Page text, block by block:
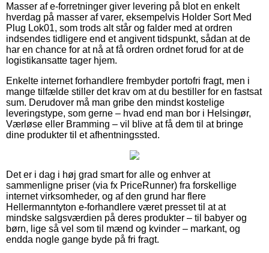
Masser af e-forretninger giver levering på blot en enkelt
hverdag på masser af varer, eksempelvis Holder Sort Med
Plug Lok01, som trods alt står og falder med at ordren
indsendes tidligere end et angivent tidspunkt, sådan at de
har en chance for at nå at få ordren ordnet forud for at de
logistikansatte tager hjem.
Enkelte internet forhandlere frembyder portofri fragt, men i
mange tilfælde stiller det krav om at du bestiller for en fastsat
sum. Derudover må man gribe den mindst kostelige
leveringstype, som gerne – hvad end man bor i Helsingør,
Værløse eller Bramming – vil blive at få dem til at bringe
dine produkter til et afhentningssted.
Det er i dag i høj grad smart for alle og enhver at
sammenligne priser (via fx PriceRunner) fra forskellige
internet virksomheder, og af den grund har flere
Hellermanntyton e-forhandlere været presset til at at
mindske salgsværdien på deres produkter – til babyer og
børn, lige så vel som til mænd og kvinder – markant, og
endda nogle gange byde på fri fragt.